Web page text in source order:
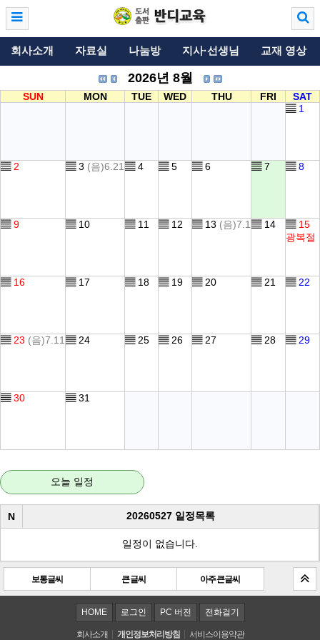
회사소개 자료실 나눔방 지사·선생님 교재 영상
2026년 8월
SUN MON TUE WED THU FRI
SAT
▤ 1
▤ 2 ▤ 3 (음)6.21 ▤ 4 ▤ 5 ▤ 6 ▤ 7 ▤ 8
▤ 9 ▤ 10 ▤ 11 ▤ 12 ▤ 13 (음)7.1 ▤ 14 ▤ 15
광복절
▤ 16 ▤ 17 ▤ 18 ▤ 19 ▤ 20 ▤ 21 ▤ 22
▤ 23 (음)7.11 ▤ 24 ▤ 25 ▤ 26 ▤ 27 ▤ 28 ▤ 29
▤ 30 ▤ 31
오늘 일정
N 20260527 일정목록
일정이 없습니다.
보통글씨 큰 글씨 아주 큰 글씨
HOME 로그인 PC 버전 전화걸기
회사소개 개인정보처리방침 서비스이용약관